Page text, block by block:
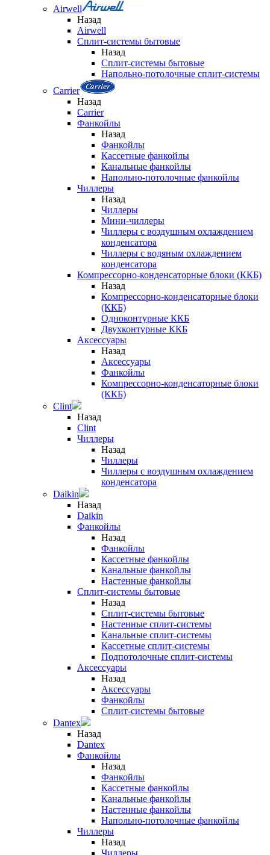
Airwell
Назад
Airwell
Сплит-системы бытовые
Назад
Сплит-системы бытовые
Напольно-потолочные сплит-системы
Carrier
Назад
Carrier
Фанкойлы
Назад
Фанкойлы
Кассетные фанкойлы
Канальные фанкойлы
Напольно-потолочные фанкойлы
Чиллеры
Назад
Чиллеры
Мини-чиллеры
Чиллеры с воздушным охлаждением
конденсатора
Чиллеры с водяным охлаждением
конденсатора
Компрессорно-конденсаторные блоки (ККБ)
Назад
Компрессорно-конденсаторные блоки
(ККБ)
Одноконтурные ККБ
Двухконтурные ККБ
Аксессуары
Назад
Аксессуары
Фанкойлы
Компрессорно-конденсаторные блоки
(ККБ)
Clint
Назад
Clint
Чиллеры
Назад
Чиллеры
Чиллеры с воздушным охлаждением
конденсатора
Daikin
Назад
Daikin
Фанкойлы
Назад
Фанкойлы
Кассетные фанкойлы
Канальные фанкойлы
Настенные фанкойлы
Сплит-системы бытовые
Назад
Сплит-системы бытовые
Настенные сплит-системы
Канальные сплит-системы
Кассетные сплит-системы
Подпотолочные сплит-системы
Аксессуары
Назад
Аксессуары
Фанкойлы
Сплит-системы бытовые
Dantex
Назад
Dantex
Фанкойлы
Назад
Фанкойлы
Кассетные фанкойлы
Канальные фанкойлы
Настенные фанкойлы
Напольно-потолочные фанкойлы
Чиллеры
Назад
Чиллеры